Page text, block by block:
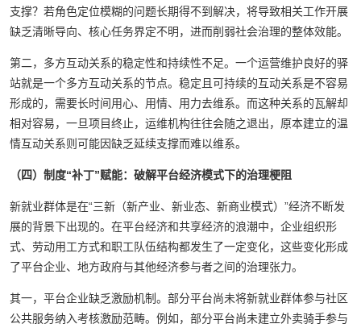
支撑？若角色定位模糊的问题长期得不到解决，将导致相关工作开展
缺乏清晰导向、核心任务界定不明，进而削弱社会治理的整体效能。
第二，多方互动关系的稳定性和持续性不足。一个运营维护良好的驿
站就是一个多方互动关系的节点。稳定且可持续的互动关系是不容易
形成的，需要长时间用心、用情、用力去维系。而这种关系的瓦解却
相对容易，一旦项目终止，运维机构往往会随之退出，原本建立的温
情互动关系则可能因缺乏延续支撑而难以维系。
（四）制度“补丁”赋能：破解平台经济模式下的治理梗阻
新就业群体是在“三新（新产业、新业态、新商业模式）”经济不断发
展的背景下出现的。在平台经济和共享经济的浪潮中，企业组织形
式、劳动用工方式和职工队伍结构都发生了一定变化，这些变化形成
了平台企业、地方政府与其他经济参与者之间的治理张力。
其一，平台企业缺乏激励机制。部分平台尚未将新就业群体参与社区
公共服务纳入考核激励范畴。例如，部分平台尚未建立外卖骑手参与